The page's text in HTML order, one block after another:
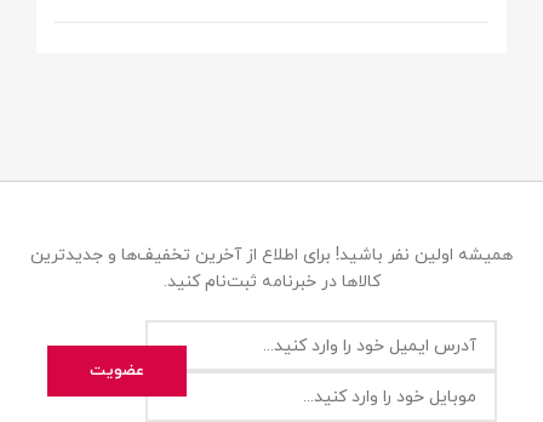
همیشه اولین نفر باشید! برای اطلاع از آخرین تخفیف‌ها و جدیدترین
کالاها در خبرنامه ثبت‌نام کنید.